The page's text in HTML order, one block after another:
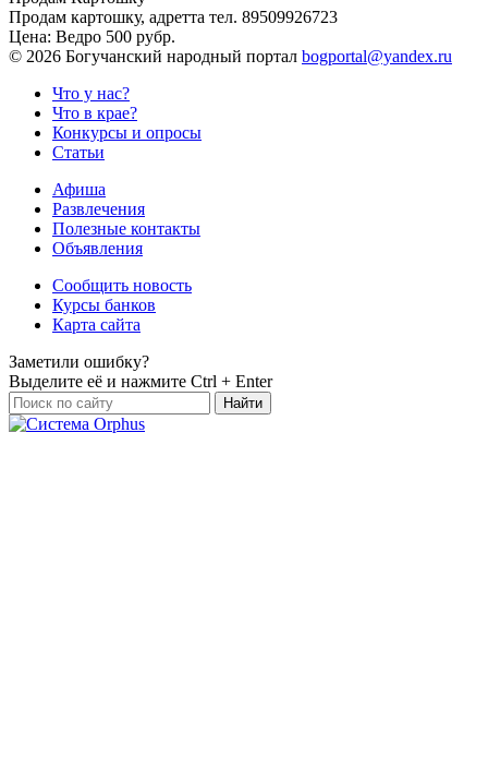
Продам картошку, адретта тел. 89509926723
Цена: Ведро 500 рубр.
© 2026 Богучанский народный портал bogportal@yandex.ru
Что у нас?
Что в крае?
Конкурсы и опросы
Статьи
Афиша
Развлечения
Полезные контакты
Объявления
Сообщить новость
Курсы банков
Карта сайта
Заметили ошибку?
Выделите её и нажмите Ctrl + Enter